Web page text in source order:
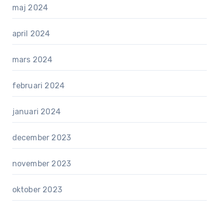
maj 2024
april 2024
mars 2024
februari 2024
januari 2024
december 2023
november 2023
oktober 2023